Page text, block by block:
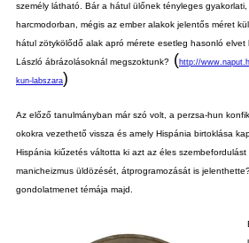
személy látható. Bár a hátul ülőnek tényleges
harcmodorban, mégis az ember alakok jelentős méret
hátul zötykölődő alak apró mérete esetleg hasonló
László ábrázolásoknál megszoktunk? (http://
kun-labszara)
Az előző tanulmányban már szó volt, a perzsa-hun
okokra vezethető vissza és amely Hispánia birtoklása
Hispánia kiűzetés váltotta ki azt az éles
manicheizmus üldözését, átprogramozását is
gondolatmenet témája majd.